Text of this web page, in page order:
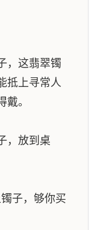
，这翡翠镯
抵上寻常人
。
，放到桌
子，够你买